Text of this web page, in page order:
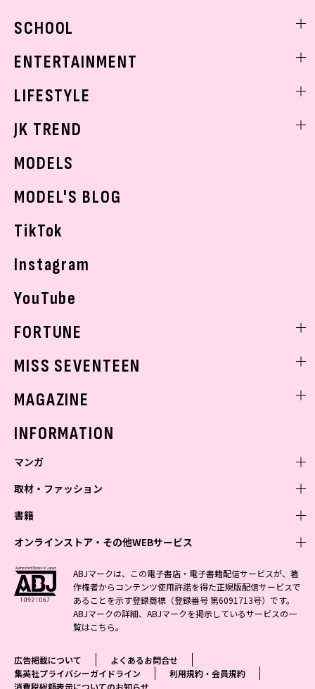
着回し
ベストコスメ
ボディケア
SCHOOL
学校ヘアメイク
ENTERTAINMENT
K-POP
LIFESTYLE
モデルの購入品
おでかけ
JK TREND
MODELS
MODEL'S BLOG
TikTok
Instagram
YouTube
FORTUNE
MISS SEVENTEEN
MAGAZINE
INFORMATION
マンガ
少年マンガ
Vジャンプ
最強ジャンプ
少年ジャンプ+
ジャンプTOON
ジャンプルーキー！
S-MANGA
青年マンガ
ZEBRACK
S-MANGA
集英社ジャンプリミックス
週刊ヤングジャンプ
ヤングジャンプ定期購読デジタル
少女マンガ
ZEBRACK
S-MANGA
集英社コミック文庫
マーガレット
女性マンガ
ジャンプTOON
集英社コミック文庫
マンガMee公式サイト
取材・ファッション
ファッション・美容
BAILA
MAQUIA
eclat
T JAPAN
芸能・情報・スポーツ
週プレNEWS
週プレ グラジャパ!
書籍
文芸・文庫・総合
小説すばる
集英社 文芸ステーション
web 集英社文庫
アジア人物史
学芸・ノンフィクション・新書
1日5分で、明日は変わる よみタイ yomitai
集英社学芸部 - 学芸・ノンフィクション
集英社ビジネス書
集英社新書プラス - 知の水先案内人
ライトノベル・ノベライズ
集英社オレンジ文庫
ダッシュエックス文庫公式サイト
集英社Webマガジン コバルト
集英社の児童図書 S-KIDS.LAND
オンラインストア・その他WEBサービス
オンラインストア
OTO
SHUEISHA MANGA-ART HERITAGE
ジャンプキャラクターズストア
HAPPY PLUS STORE
SHUEISHA VOX
その他WEBサービス
集英社アドナビ
ABJマークは、この電子書店・電子書籍配信サービスが、著
作権者からコンテンツ使用許諾を得た正規版配信サービスで
あることを示す登録商標（登録番号 第6091713号）です。
ABJマークの詳細、ABJマークを掲示しているサービスの一
覧はこちら。
広告掲載について
よくあるお問合せ
集英社プライバシーガイドライン
利用規約・会員規約